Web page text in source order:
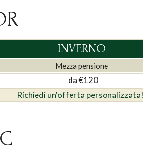
INVERNO
Mezza pensione
da €120
Richiedi un'offerta personalizzata!